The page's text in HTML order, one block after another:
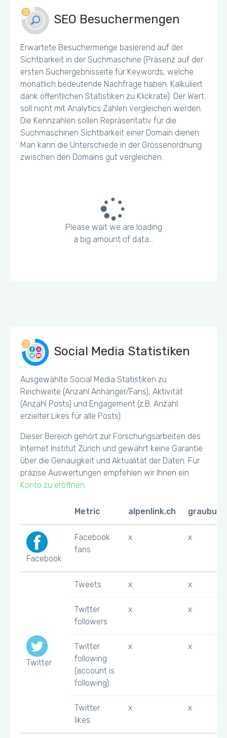
SEO Besuchermengen
Erwartete Besuchermenge basierend auf der
Sichtbarkeit in der Suchmaschine (Präsenz auf der
ersten Suchergebnisseite für Keywords, welche
monatlich bedeutende Nachfrage haben. Kalkuliert
dank öffentlichen Statistiken zu Klickrate). Der Wert
soll nicht mit Analytics Zahlen vergleichen werden.
Die Kennzahlen sollen Repräsentativ für die
Suchmaschinen Sichtbarkeit einer Domain dienen.
Man kann die Unterschiede in der Grössenordnung
zwischen den Domains gut vergleichen.
Please wait we are loading
a big amount of data...
Social Media Statistiken
Ausgewählte Social Media Statistiken zu
Reichweite (Anzahl Anhänger/Fans), Aktivität
(Anzahl Posts) und Engagement (z.B. Anzahl
erzielter Likes für alle Posts).
Dieser Bereich gehört zur Forschungsarbeiten des
Internet Institut Zürich und gewährt keine Garantie
über die Genauigkeit und Aktualität der Daten. Für
präzise Auswertungen empfehlen wir Ihnen ein
Konto zu eröffnen.
Metric alpenlink.ch
Facebook
Facebook
fans
x x
Twitter
Tweets x x
Twitter
followers
x x
Twitter
following
(account is
following)
x x
Twitter
likes
x x